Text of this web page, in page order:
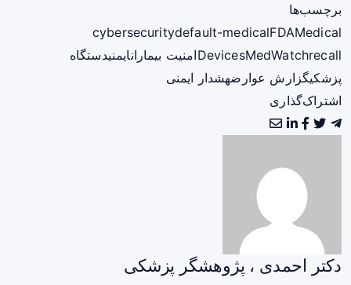
برچسب‌ها
cybersecuritydefault-medicalFDAMedical
DevicesMedWatchrecall امنیت بیمارانایمنیدستگاه
پزشکیگزارش عوارضهشدار ایمنی
اشتراک‌گذاری
دکتر احمدی ، پژوهشگر پزشکی